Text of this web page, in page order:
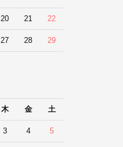
20 21 22
27 28 29
木 金 土
3 4 5